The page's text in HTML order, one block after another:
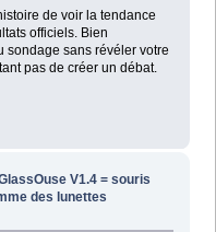
de voir la tendance
officiels. Bien
sondage sans révéler votre
pas de créer un débat.
V1.4 = souris
des lunettes